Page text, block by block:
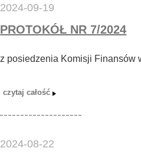
2024-09-19
PROTOKÓŁ NR 7/2024
z posiedzenia Komisji Finansów
2024-08-22